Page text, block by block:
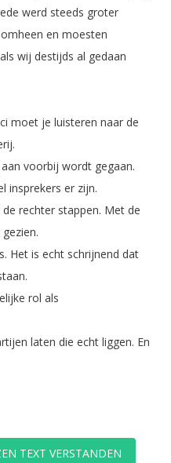
werd steeds groter
omheen en moesten
als wij destijds al gedaan
moet je luisteren naar de
.
aan voorbij wordt gegaan.
insprekers er zijn.
de rechter stappen. Met de
gezien.
. Het is echt schrijnend dat
.
rol als
laten die echt liggen. En
TEXT VERSTANDEN